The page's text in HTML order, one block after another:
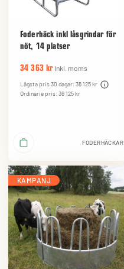
Foderhäck inkl låsgrindar för
nöt, 14 platser
34 363 kr Inkl. moms
Lägsta pris 30 dagar: 36 125 kr
Ordinarie pris: 36 125 kr
FODERHÄCKAR
KAMPANJ